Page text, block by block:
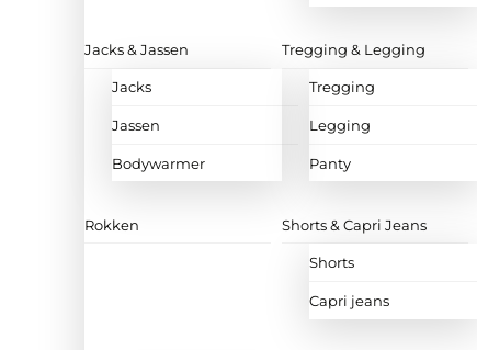
Jacks & Jassen
Jacks
Jassen
Bodywarmer
Tregging & Legging
Tregging
Legging
Panty
Rokken Shorts & Capri Jeans
Shorts
Capri jeans